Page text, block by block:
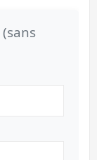
(sans